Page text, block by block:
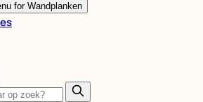
for Wandplanken